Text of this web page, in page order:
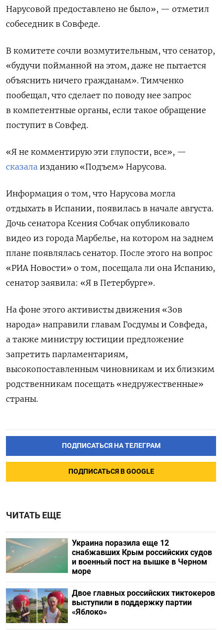
Нарусовой предоставлено не было», — отметил
собеседник в Совфеде.
В комитете сочли возмутительным, что сенатор,
«будучи пойманной на этом, даже не пытается
объяснить ничего гражданам». Тимченко
пообещал, что сделает по поводу нее запрос
в компетентные органы, если такое обращение
поступит в Совфед.
«Я не комментирую эти глупости, все», —
сказала изданию «Подъем» Нарусова.
Информация о том, что Нарусова могла
отдыхать в Испании, появилась в начале августа.
Дочь сенатора Ксения Собчак опубликовало
видео из города Марбелье, на котором на заднем
плане появлялась сенатор. После этого на вопрос
«РИА Новости» о том, посещала ли она Испанию,
сенатор заявила: «Я в Петербурге».
На фоне этого активисты движения «Зов
народа» направили главам Госдумы и Совфеда,
а также министру юстиции предложение
запретить парламентариям,
высокопоставленным чиновникам и их близким
родственникам посещать «недружественные»
страны.
ПОДПИСАТЬСЯ НА ТЕЛЕГРАМ
ПОДПИСАТЬСЯ В GOOGLE
ЧИТАТЬ ЕЩЕ
Украина поразила еще 12
снабжавших Крым российских судов
и военный пост на вышке в Черном
море
Двое главных российских тиктокеров
выступили в поддержку партии
«Яблоко»